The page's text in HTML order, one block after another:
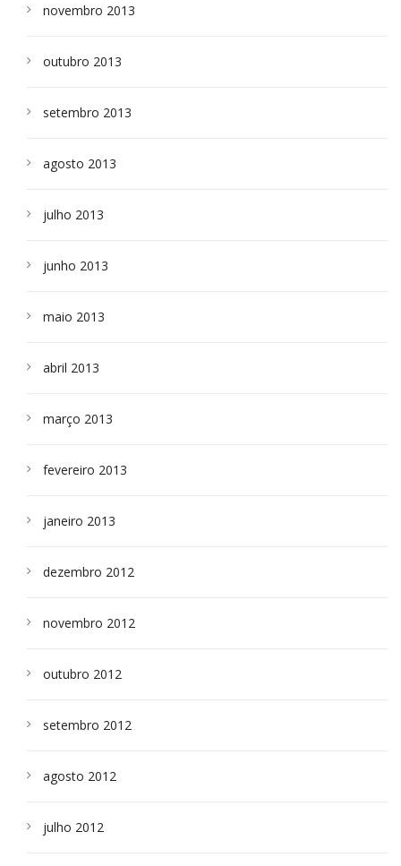
novembro 2013
outubro 2013
setembro 2013
agosto 2013
julho 2013
junho 2013
maio 2013
abril 2013
março 2013
fevereiro 2013
janeiro 2013
dezembro 2012
novembro 2012
outubro 2012
setembro 2012
agosto 2012
julho 2012